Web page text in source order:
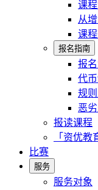
课
从
课
报名指南
报
代
规
恶
报读课程
「资优
比赛
服务
服务对象